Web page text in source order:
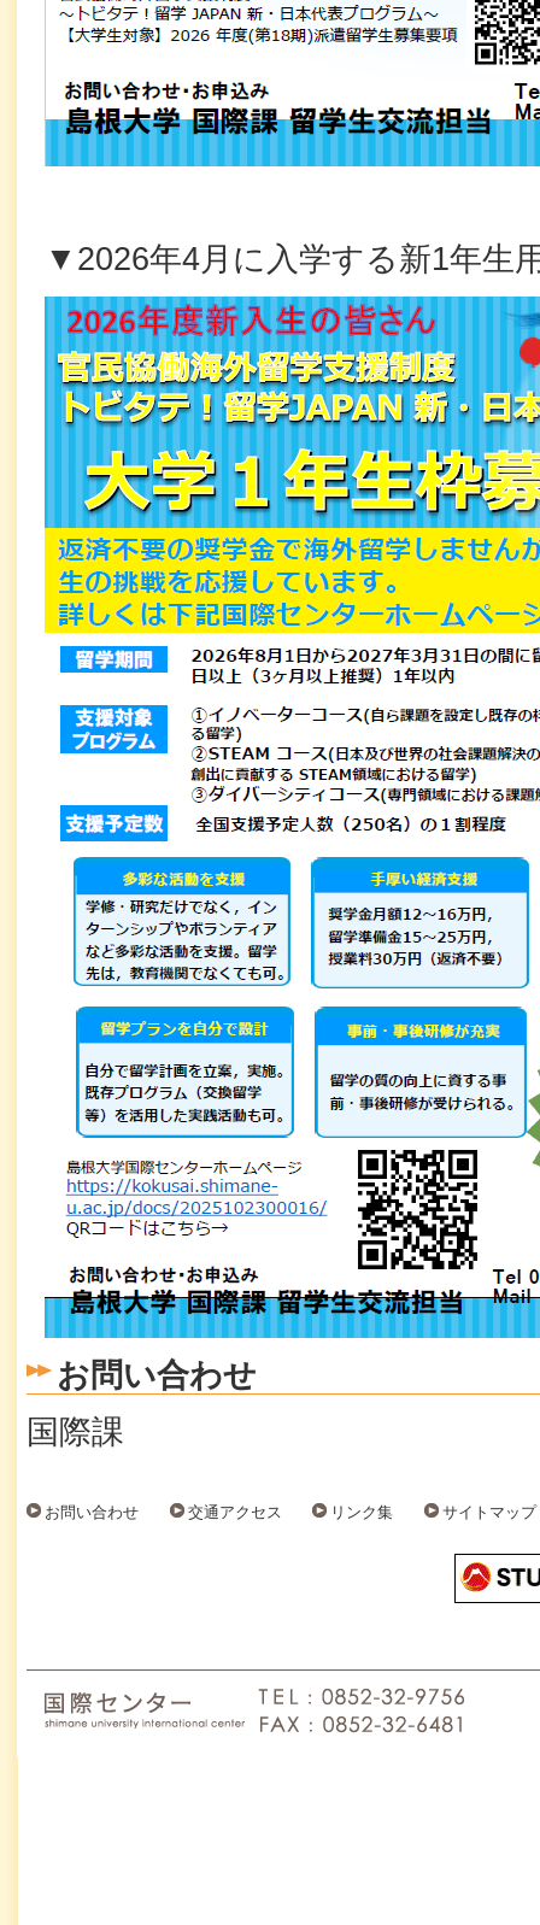
▼2026年4月に入学する新1年生
お問い合わせ
国際課
お問い合わせ 交通アクセス リンク集 サイトマップ